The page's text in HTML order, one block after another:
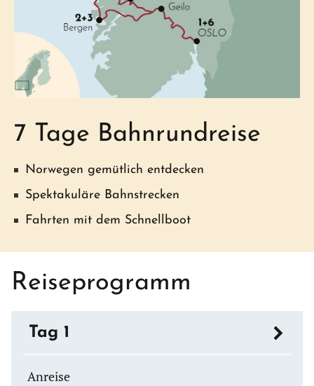
7 Tage Bahnrundreise
Norwegen gemütlich entdecken
Spektakuläre Bahnstrecken
Fahrten mit dem Schnellboot
Reiseprogramm
Tag 1
Anreise